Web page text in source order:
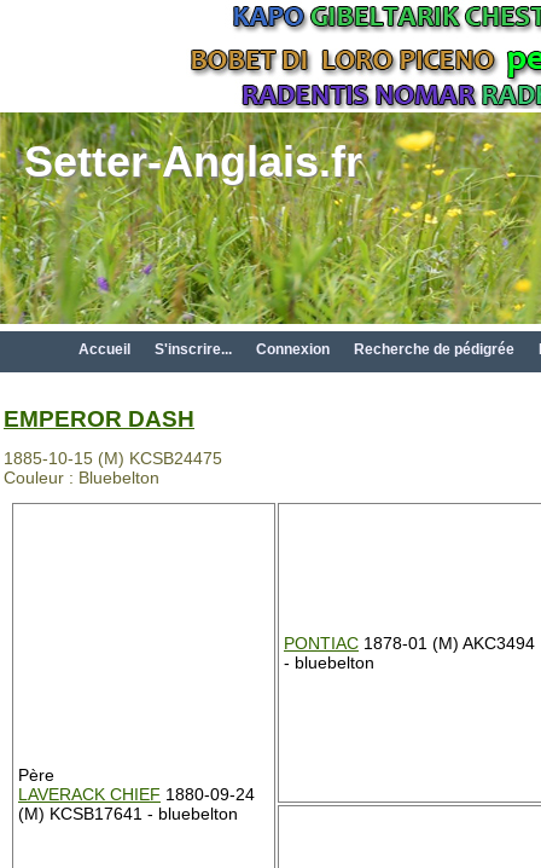
Setter-Anglais.fr
Accueil S'inscrire... Connexion Recherche de pédigrée
EMPEROR DASH
1885-10-15 (M) KCSB24475
Couleur : Bluebelton
Père
LAVERACK CHIEF 1880-09-24
(M) KCSB17641 - bluebelton
PONTIAC 1878-01 (M) AKC3494
- bluebelton